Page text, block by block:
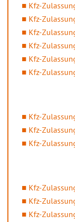
Kfz-
Kfz-
Kfz-
Kfz-
Kfz-
Kfz-
Kfz-
Kfz-
Kfz-
Kfz-
Kfz-
Kfz-